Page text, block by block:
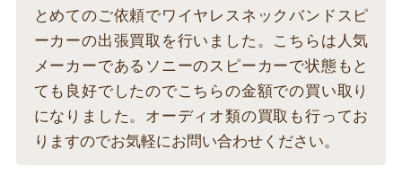
とめてのご依頼でワイヤレスネックバンドスピ
ーカーの出張買取を行いました。こちらは人気
メーカーであるソニーのスピーカーで状態もと
ても良好でしたのでこちらの金額での買い取り
になりました。オーディオ類の買取も行ってお
りますのでお気軽にお問い合わせください。